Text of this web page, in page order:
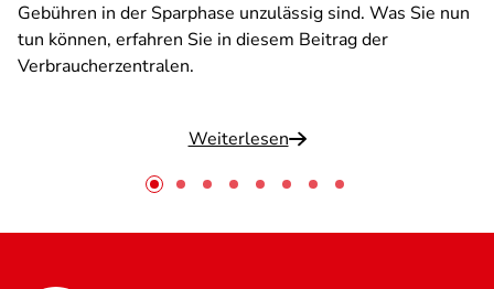
Gebühren in der Sparphase unzulässig sind. Was Sie nun
tun können, erfahren Sie in diesem Beitrag der
Verbraucherzentralen.
Weiterlesen